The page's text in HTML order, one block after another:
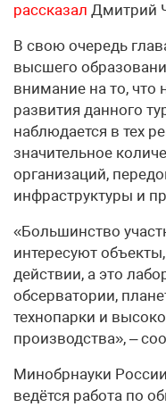
рассказал Дмитрий
В свою очередь
высшего
внимание на то,
развития данного
наблюдается в тех
значительное
организаций,
инфраструктуры и
«Большинство
интересуют
действии, а это
обсерватории,
технопарки и
производства», –
Минобрнауки
ведётся работа по